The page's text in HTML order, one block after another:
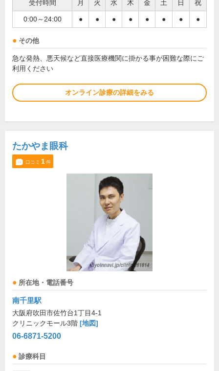
受付時間 月 火 水 木 金 土 日 祝
0:00～24:00 ● ● ● ● ● ● ● ●
その他
急な発熱、悪天候など直接医療機関に掛かる事が困難な際にご
利用ください
オンライン診療の詳細をみる
たかやま眼科
口コミ 1件
所在地・電話番号
南千里駅
大阪府吹田市佐竹台1丁目4-1
クリニックモール3階 [地図]
06-6871-5200
診療科目